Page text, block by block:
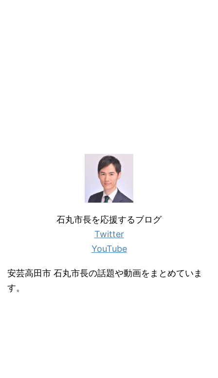
石丸市長を応援するブログ
Twitter
YouTube
安芸高田市 石丸市長の話題や動画をまとめていま
す。